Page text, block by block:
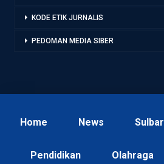
KODE ETIK JURNALIS
PEDOMAN MEDIA SIBER
Home News Sulbar
Pendidikan Olahraga